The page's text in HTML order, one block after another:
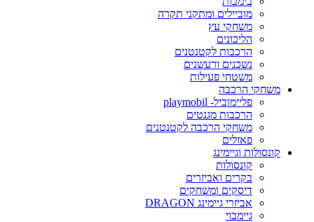
מוביילים ומתקני תקרה
משחקי עץ
הליכונים
הרכבות לקטנטנים
נשכנים ורעשנים
משטחי פעילות
משחקי הרכבה
פליימוביל- playmobil
הרכבות מגנטים
משחקי הרכבה לקטנטנים
פאזלים
קונסולות וגיימינג
קונסולות
בקרים ואביזרים
דיסקים ומשחקים
אביזרי גיימינג DRAGON
גיימבוי